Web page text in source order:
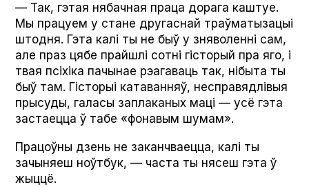
— Так, гэтая нябачная праца дорага каштуе.
Мы працуем у стане другаснай траўматызацыі
штодня. Гэта калі ты не быў у зняволенні сам,
але праз цябе прайшлі сотні гісторый пра яго, і
твая псіхіка пачынае рэагаваць так, нібыта ты
быў там. Гісторыі катаванняў, несправядлівыя
прысуды, галасы заплаканых маці — усё гэта
застаецца ў табе «фонавым шумам».
Працоўны дзень не заканчваецца, калі ты
зачыняеш ноўтбук, — часта ты нясеш гэта ў
жыццё.